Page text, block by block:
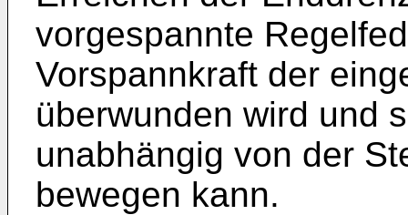
vorgespannte
Vorspannkraft der
überwunden wird und
unabhängig von der
bewegen kann.